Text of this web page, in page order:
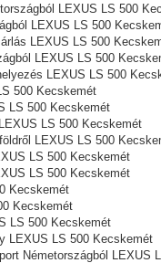
LEXUS LS 500
LEXUS LS 500
LEXUS LS 500
LEXUS LS 500
LEXUS LS 500
500 Kecskemét
LS 500 Kecskemét
LS 500 Kecskemét
LEXUS LS 500
LS 500 Kecskemét
LS 500 Kecskemét
Kecskemét
Kecskemét
LS 500 Kecskemét
LEXUS LS 500 Kecskemét
Németországból LEXUS